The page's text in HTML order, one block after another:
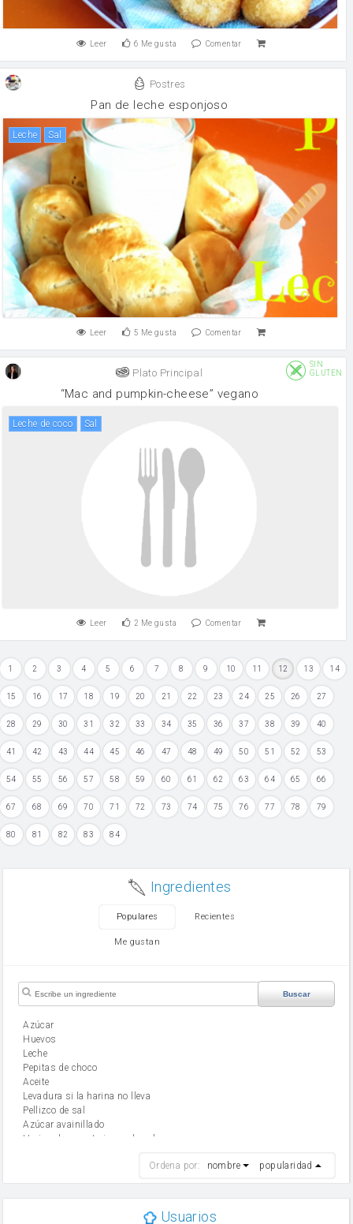
Leer 6 Me gusta Comentar
Postres
Pan de leche esponjoso
leche sal
Leer 5 Me gusta Comentar
Plato Principal
SIN
GLUTEN
“Mac and pumpkin-cheese” vegano
Leche de coco sal
Leer 2 Me gusta Comentar
1 2 3 4 5 6 7 8 9 10 11 12 13 14
15 16 17 18 19 20 21 22 23 24 25 26 27
28 29 30 31 32 33 34 35 36 37 38 39 40
41 42 43 44 45 46 47 48 49 50 51 52 53
54 55 56 57 58 59 60 61 62 63 64 65 66
67 68 69 70 71 72 73 74 75 76 77 78 79
80 81 82 83 84
Ingredientes
Populares Recientes
Me gustan
Buscar
Azúcar
huevos
leche
Pepitas de choco
aceite
Levadura si la harina no lleva
Pellizco de sal
Azúcar avainillado
Harina de reposteria con levadura
mantequilla
Ordena por: nombre popularidad
Usuarios